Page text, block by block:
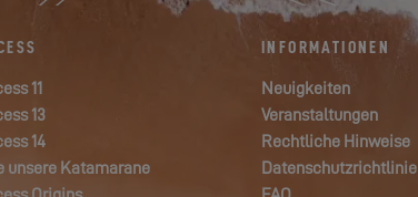
11
13
14
unsere Katamarane
INFORMATIONEN
Neuigkeiten
Veranstaltungen
Rechtliche Hinweise
Datenschutzrichtlinie